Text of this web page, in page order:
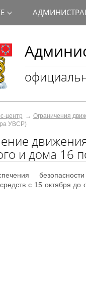
центр Ограничения
УВСР)
и дома 16
с 15 октября